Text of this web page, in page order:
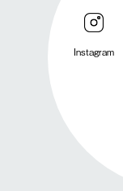
Instagram